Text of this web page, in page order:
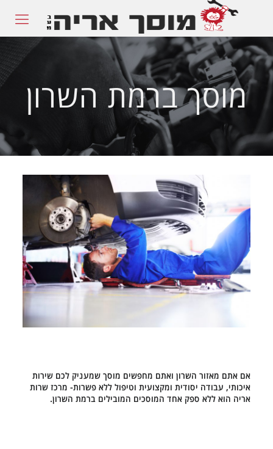
מוסך ברמת השרון
אם אתם מאזור השרון ואתם מחפשים מוסך שמעניק לכם שירות
איכותי, עבודה יסודית ומקצועית וטיפול ללא פשרות- מרכז שרות
אריה הוא ללא ספק אחד המוסכים המובילים ברמת השרון.